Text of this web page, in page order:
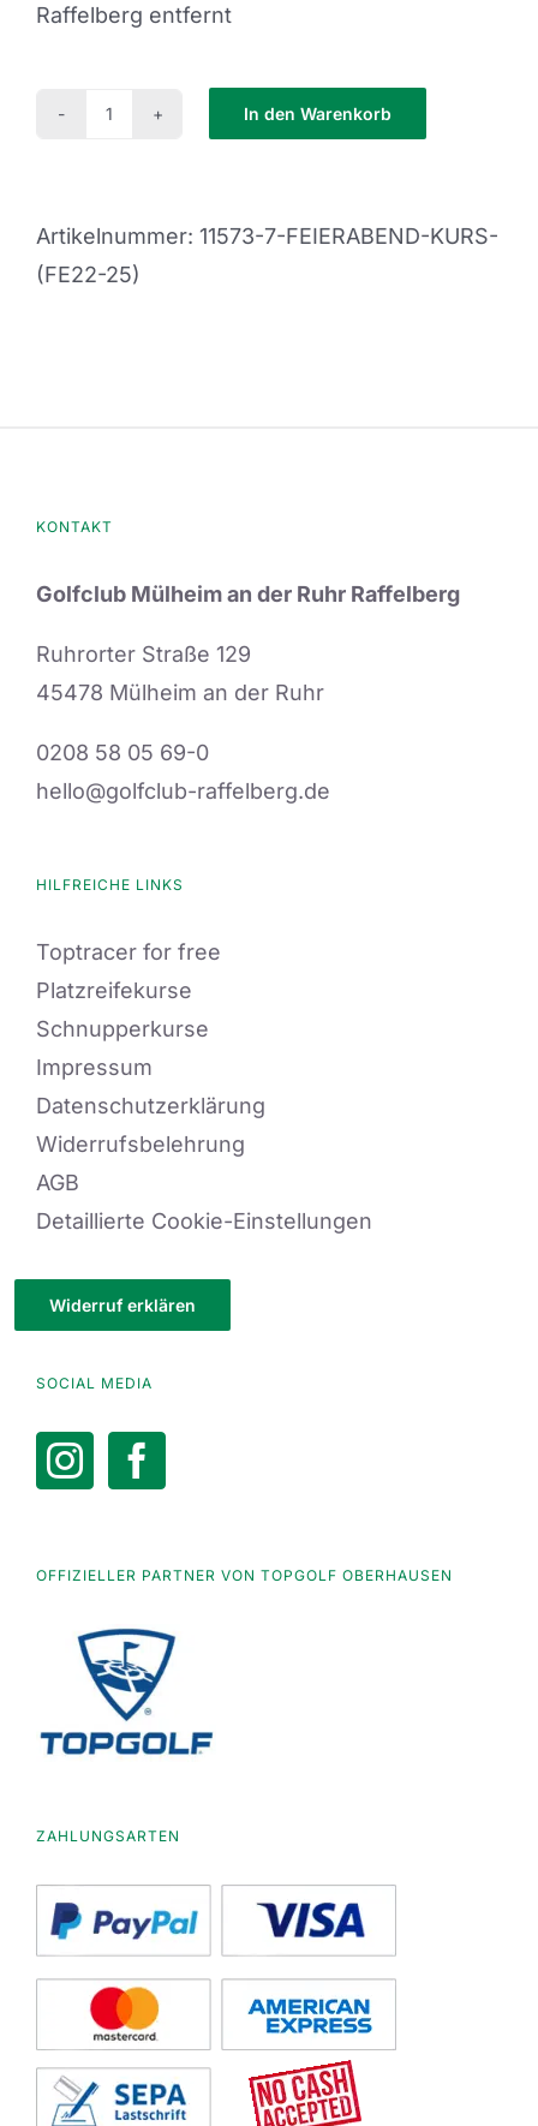
Raffelberg entfernt
Feierabend
25)
Menge
In den Warenkorb
Artikelnummer: 11573-7-FEIERABEND-KURS-
(FE22-25)
KONTAKT
Golfclub Mülheim an der Ruhr Raffelberg
Ruhrorter Straße 129
45478 Mülheim an der Ruhr
0208 58 05 69-0
hello@golfclub-raffelberg.de
HILFREICHE LINKS
Toptracer for free
Platzreifekurse
Schnupperkurse
Impressum
Datenschutzerklärung
Widerrufsbelehrung
AGB
Detaillierte Cookie-Einstellungen
Widerruf erklären
SOCIAL MEDIA
OFFIZIELLER PARTNER VON TOPGOLF OBERHAUSEN
ZAHLUNGSARTEN